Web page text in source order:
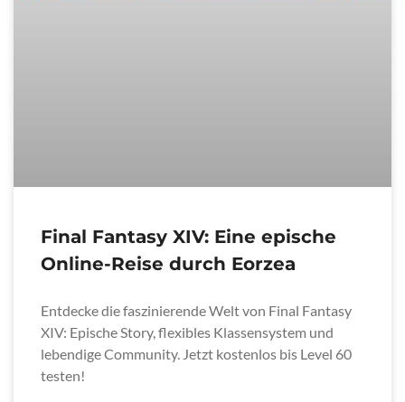
Final Fantasy XIV: Eine epische
Online-Reise durch Eorzea
Entdecke die faszinierende Welt von Final Fantasy
XIV: Epische Story, flexibles Klassensystem und
lebendige Community. Jetzt kostenlos bis Level 60
testen!